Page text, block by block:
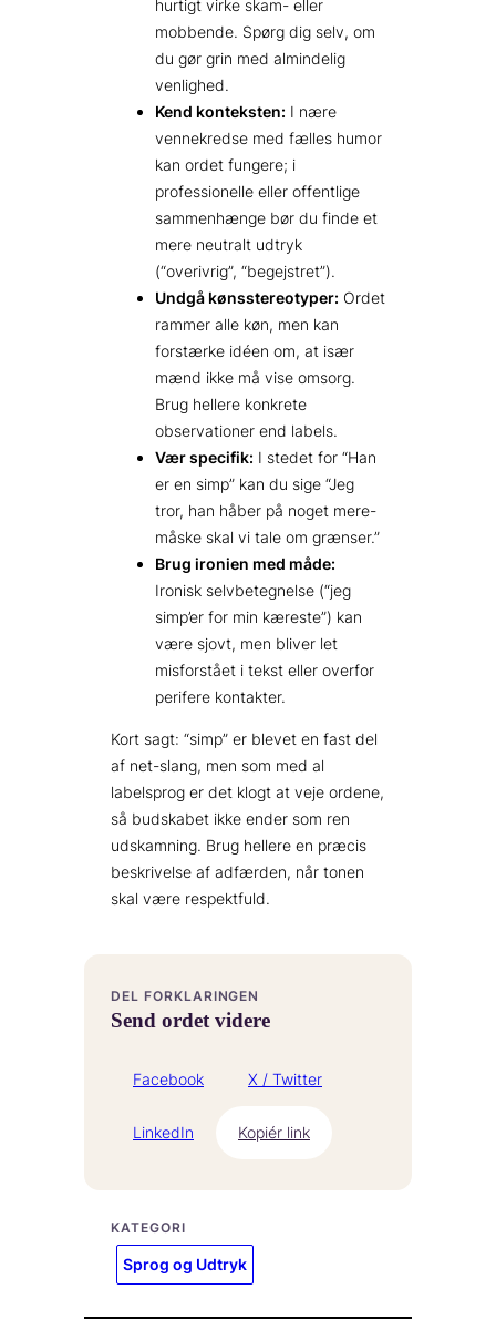
hurtigt virke skam- eller
mobbende. Spørg dig selv, om
du gør grin med almindelig
venlighed.
Kend konteksten: I nære
vennekredse med fælles humor
kan ordet fungere; i
professionelle eller offentlige
sammenhænge bør du finde et
mere neutralt udtryk
(“overivrig”, “begejstret”).
Undgå kønsstereotyper: Ordet
rammer alle køn, men kan
forstærke idéen om, at især
mænd ikke må vise omsorg.
Brug hellere konkrete
observationer end labels.
Vær specifik: I stedet for “Han
er en simp” kan du sige “Jeg
tror, han håber på noget mere-
måske skal vi tale om grænser.”
Brug ironien med måde:
Ironisk selvbetegnelse (“jeg
simp’er for min kæreste”) kan
være sjovt, men bliver let
misforstået i tekst eller overfor
perifere kontakter.
Kort sagt: “simp” er blevet en fast del
af net-slang, men som med al
labelsprog er det klogt at veje ordene,
så budskabet ikke ender som ren
udskamning. Brug hellere en præcis
beskrivelse af adfærden, når tonen
skal være respektfuld.
DEL FORKLARINGEN
Send ordet videre
Facebook X / Twitter
LinkedIn Kopiér link
KATEGORI
Sprog og Udtryk